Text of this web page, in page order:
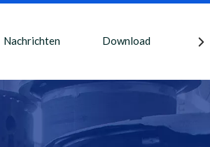
Nachrichten Download